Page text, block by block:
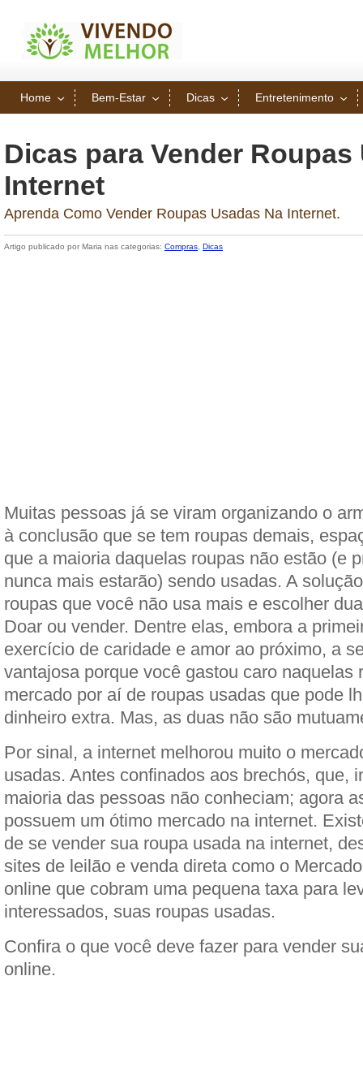
Home Bem-Estar Dicas Entretenimento
Dicas para Vender Roupas
Internet
Aprenda Como Vender Roupas Usadas Na Internet.
Artigo publicado por Maria nas categorias: Compras Dicas
Muitas pessoas já se viram organizando o
à conclusão que se tem roupas demais,
que a maioria daquelas roupas não estão (e
nunca mais estarão) sendo usadas. A
roupas que você não usa mais e escolher
Doar ou vender. Dentre elas, embora a
exercício de caridade e amor ao próximo, a
vantajosa porque você gastou caro naquelas
mercado por aí de roupas usadas que pode
dinheiro extra. Mas, as duas não são
Por sinal, a internet melhorou muito o
usadas. Antes confinados aos brechós, que,
maioria das pessoas não conheciam; agora
possuem um ótimo mercado na internet.
de se vender sua roupa usada na internet,
sites de leilão e venda direta como o
online que cobram uma pequena taxa para
interessados, suas roupas usadas.
Confira o que você deve fazer para vender
online.